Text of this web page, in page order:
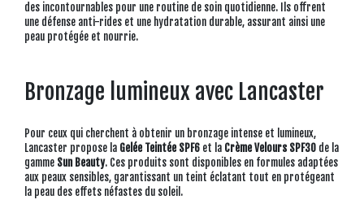
des incontournables pour une routine de soin quotidienne. Ils offrent
une défense anti-rides et une hydratation durable, assurant ainsi une
peau protégée et nourrie.
Bronzage lumineux avec Lancaster
Pour ceux qui cherchent à obtenir un bronzage intense et lumineux,
Lancaster propose la Gelée Teintée SPF6 et la Crème Velours SPF30 de la
gamme Sun Beauty. Ces produits sont disponibles en formules adaptées
aux peaux sensibles, garantissant un teint éclatant tout en protégeant
la peau des effets néfastes du soleil.